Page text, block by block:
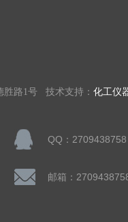
胜路1号 技术支持： 化工仪
QQ：2709438758
邮箱：